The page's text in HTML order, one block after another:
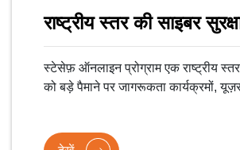
राष्ट्रीय स्तर की साइबर
स्टेसेफ़ ऑनलाइन प्रोग्राम एक राष्ट्रीय
को बड़े पैमाने पर जागरूकता कार्यक्रमों,
मदद करेंगे। इसके तहत बच्चों, किशोरों, युवाओं,